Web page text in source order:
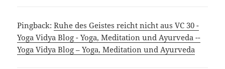
Pingback:Ruhe des Geistes reicht nicht aus VC 30 -
Yoga Vidya Blog - Yoga, Meditation und Ayurveda --
Yoga Vidya Blog – Yoga, Meditation und Ayurveda